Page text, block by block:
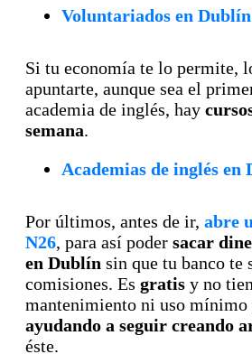
Voluntariados en Dublín
Si tu economía te lo permite,
apuntarte, aunque sea el
academia de inglés, hay
semana.
Academias de inglés en
Por últimos, antes de ir, abre
N26, para así poder sacar
en Dublín sin que tu banco te
comisiones. Es gratis y no
mantenimiento ni uso mínimo
ayudando a seguir creando
éste.